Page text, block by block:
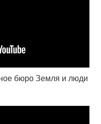
бюро Земля и люди